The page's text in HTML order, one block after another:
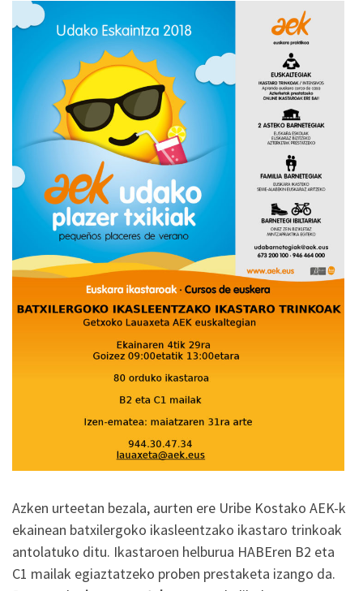
Azken urteetan bezala, aurten ere Uribe Kostako AEK-k
ekainean batxilergoko ikasleentzako ikastaro trinkoak
antolatuko ditu. Ikastaroen helburua HABEren B2 eta
C1 mailak egiaztatzeko proben prestaketa izango da.